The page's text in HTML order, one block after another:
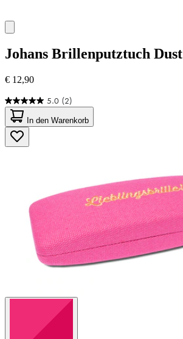
Johans Brillenputztuch Dust
€ 12,90
5.0 (2)
5.0
von
5
Sternen.
2
In den Warenkorb